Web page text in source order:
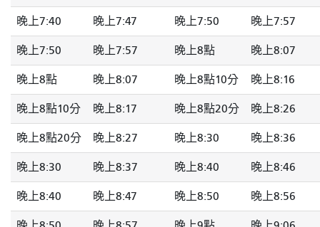
晚上7:40 晚上7:47 晚上7:50 晚上7:57
晚上7:50 晚上7:57 晚上8點 晚上8:07
晚上8點 晚上8:07 晚上8點10分 晚上8:16
晚上8點10分 晚上8:17 晚上8點20分 晚上8:26
晚上8點20分 晚上8:27 晚上8:30 晚上8:36
晚上8:30 晚上8:37 晚上8:40 晚上8:46
晚上8:40 晚上8:47 晚上8:50 晚上8:56